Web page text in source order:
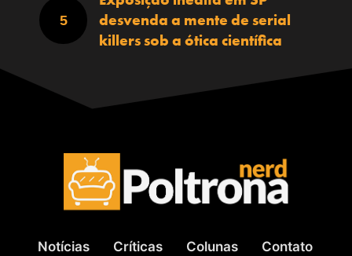
desvenda a mente de serial
killers sob a ótica científica
Notícias Críticas Colunas Contato